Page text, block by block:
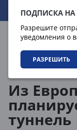
ПОДПИСКА
Разрешите
уведомления о
РАЗРЕШИТЬ
08.08.2026
Из
туннель